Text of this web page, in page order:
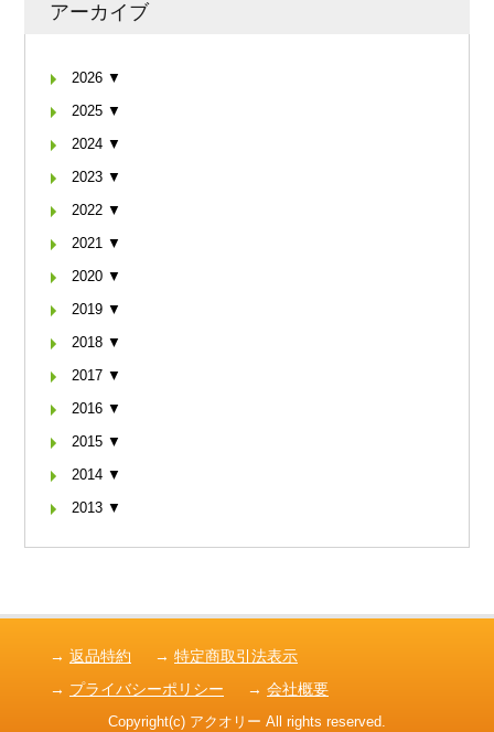
アーカイブ
2026 ▼
2025 ▼
2024 ▼
2023 ▼
2022 ▼
2021 ▼
2020 ▼
2019 ▼
2018 ▼
2017 ▼
2016 ▼
2015 ▼
2014 ▼
2013 ▼
→ 返品特約 → 特定商取引法表示
→ プライバシーポリシー → 会社概要
Copyright(c) アクオリー All rights reserved.